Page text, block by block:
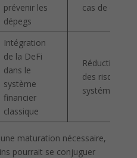
prévenir les
dépegs
cas de crise
Intégration
de la DeFi
dans le
système
financier
classique
Réduction
des risques
systémiques
maturation nécessaire,
pourrait se conjuguer